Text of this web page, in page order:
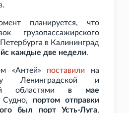
планируется, что
грузопассажирского
в Калининград
каждые две недели.
«Антей» поставили на
Ленинградской и
областями в мае
портом отправки
был порт Усть-Луга,